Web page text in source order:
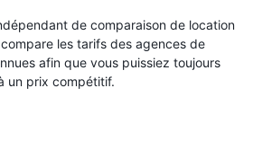
de comparaison de location
les tarifs des agences de
afin que vous puissiez toujours
un prix compétitif.